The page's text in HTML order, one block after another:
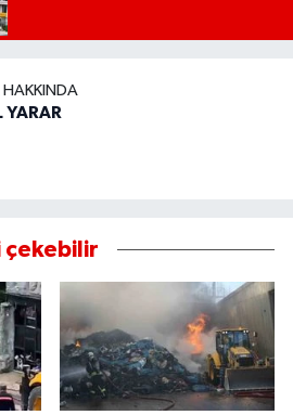
HAKKINDA
YARAR
çekebilir